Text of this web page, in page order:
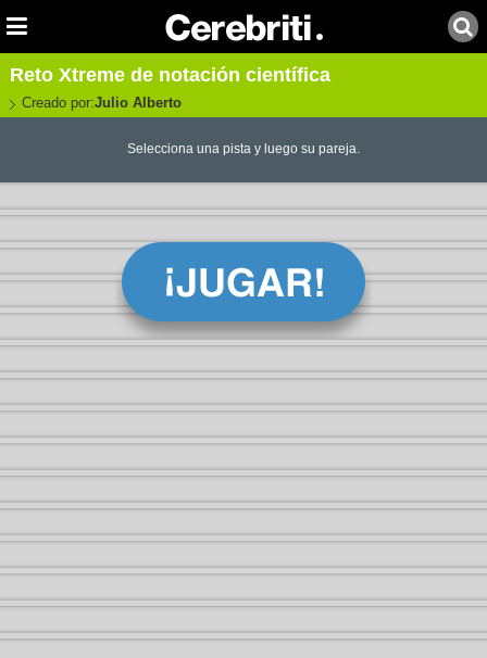
Reto Xtreme de notación científica
Creado por:Julio Alberto
Selecciona una pista y luego su pareja.